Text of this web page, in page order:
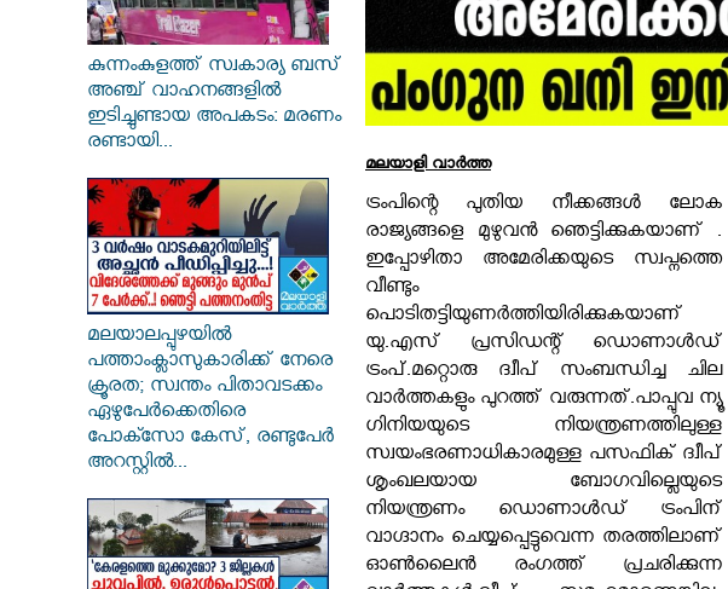
കുന്നംകുളത്ത് സ്വകാര്യ ബസ്
അഞ്ച് വാഹനങ്ങളിൽ
ഇടിച്ചുണ്ടായ അപകടം: മരണം
രണ്ടായി...
മലയാലപ്പുഴയിൽ
പത്താംക്ലാസുകാരിക്ക് നേരെ
ക്രൂരത; സ്വന്തം പിതാവടക്കം
ഏഴുപേർക്കെതിരെ
പോക്സോ കേസ്, രണ്ടുപേർ
അറസ്റ്റിൽ...
മലയാളി വാര്‍ത്ത
ട്രംപിന്റെ പുതിയ നീക്കങ്ങൾ ലോക
രാജ്യങ്ങളെ മുഴുവൻ ഞെട്ടിക്കുകയാണ് .
ഇപ്പോഴിതാ അമേരിക്കയുടെ സ്വപ്നത്തെ
വീണ്ടും
പൊടിതട്ടിയുണര്‍ത്തിയിരിക്കുകയാണ്
യു.എസ് പ്രസിഡന്റ് ഡൊണാള്‍ഡ്
ട്രംപ്.മറ്റൊരു ദ്വീപ് സംബന്ധിച്ച ചില
വാർത്തകളും പുറത്ത് വരുന്നത്.പാപ്പുവ ന്യൂ
ഗിനിയയുടെ നിയന്ത്രണത്തിലുള്ള
സ്വയംഭരണാധികാരമുള്ള പസഫിക് ദ്വീപ്
ശൃംഖലയായ ബോഗവില്ലെയുടെ
നിയന്ത്രണം ഡൊണാൾഡ് ട്രംപിന്
വാഗ്ദാനം ചെയ്യപ്പെട്ടുവെന്ന തരത്തിലാണ്
ഓണ്‍ലൈന്‍ രംഗത്ത് പ്രചരിക്കുന്ന